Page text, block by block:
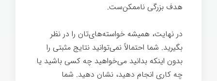
هدف بزرگی ناممکن‌ست.
در نهایت، همیشه خواسته‌های‌تان را در نظر
بگیرید. شما احتمالاً نمی‌توانید نتایج مثبتی را
بدون اینکه بدانید می‌خواهید چه کسی باشید یا
چه کاری انجام دهید، نشان دهید. شما